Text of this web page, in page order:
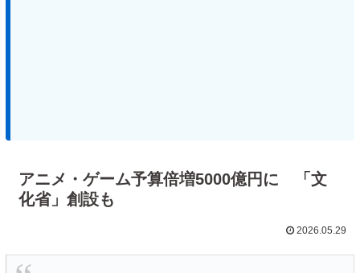
アニメ・ゲーム予算倍増5000億円に 「文
化省」創設も
2026.05.29